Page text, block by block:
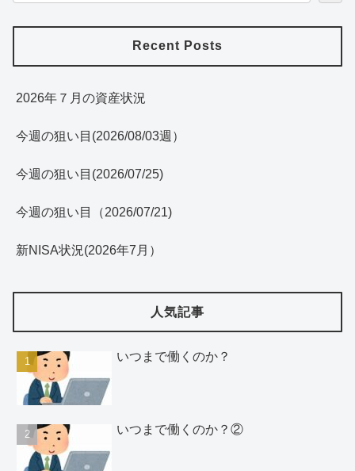
Recent Posts
2026年７月の資産状況
今週の狙い目(2026/08/03週）
今週の狙い目(2026/07/25)
今週の狙い目（2026/07/21)
新NISA状況(2026年7月）
人気記事
いつまで働くのか？
いつまで働くのか？②